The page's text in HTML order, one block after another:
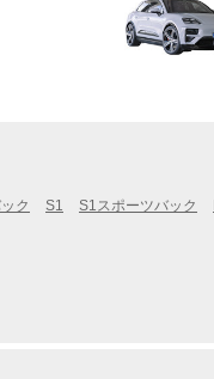
ク S1 S1スポーツバック